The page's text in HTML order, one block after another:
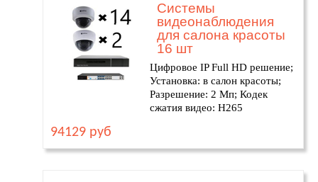
Системы
видеонаблюдения
для салона красоты
16 шт
Цифровое IP Full HD решение;
Установка: в салон красоты;
Разрешение: 2 Мп; Кодек
сжатия видео: H265
94129 руб